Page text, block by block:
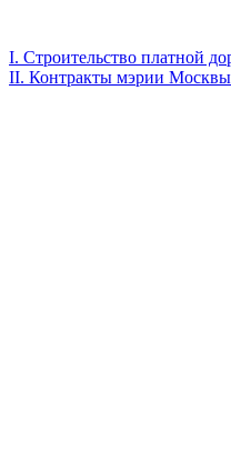
I. Строительство платной
II. Контракты мэрии Москвы